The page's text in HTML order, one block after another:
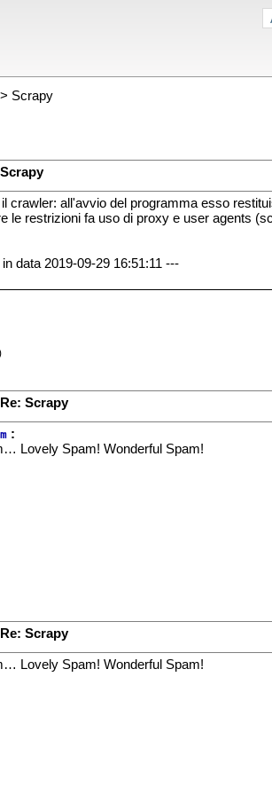
Scrapy
Scrapy
crawler: all'avvio del programma esso
le restrizioni fa uso di proxy e user agents
data 2019-09-29 16:51:11 ---
Re: Scrapy
:
Lovely Spam! Wonderful Spam!
Re: Scrapy
Lovely Spam! Wonderful Spam!